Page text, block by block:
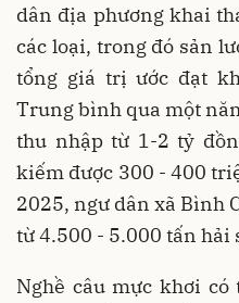
dân địa phương khai
các loại, trong đó sản
tổng giá trị ước đạt
Trung bình qua một
thu nhập từ 1-2 tỷ
kiếm được 300 - 400
2025, ngư dân xã Bình
từ 4.500 - 5.000 tấn hải
Nghề câu mực khơi